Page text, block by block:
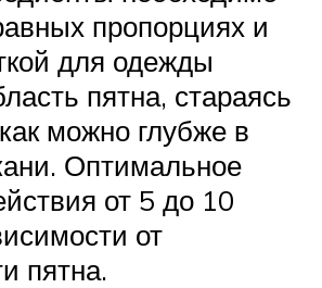
пропорциях и
для одежды
пятна, стараясь
можно глубже в
Оптимальное
от 5 до 10
от
пятна.